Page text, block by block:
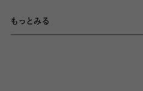
もっとみる